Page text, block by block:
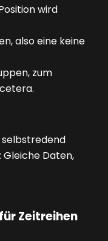
wird
also eine keine
zum
selbstredend
Daten,
Zeitreihen